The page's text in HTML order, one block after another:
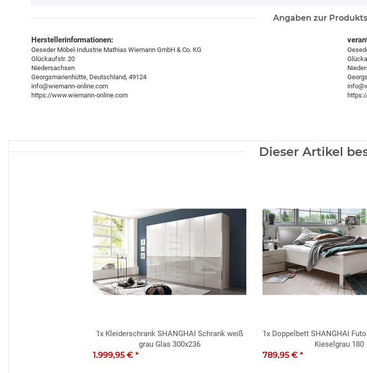
Angaben zur
Herstellerinformationen:
Oeseder Möbel-Industrie Mathias Wiemann GmbH & Co. KG
Glückaufstr. 20
Niedersachsen
Georgsmarienhütte, Deutschland, 49124
info@wiemann-online.com
https://www.wiemann-online.com
Dieser Artikel
1x Kleiderschrank SHANGHAI Schrank weiß
grau Glas 300x236
1.999,95 € *
1x Doppelbett SHANGHAI
Kieselgrau 180
789,95 € *